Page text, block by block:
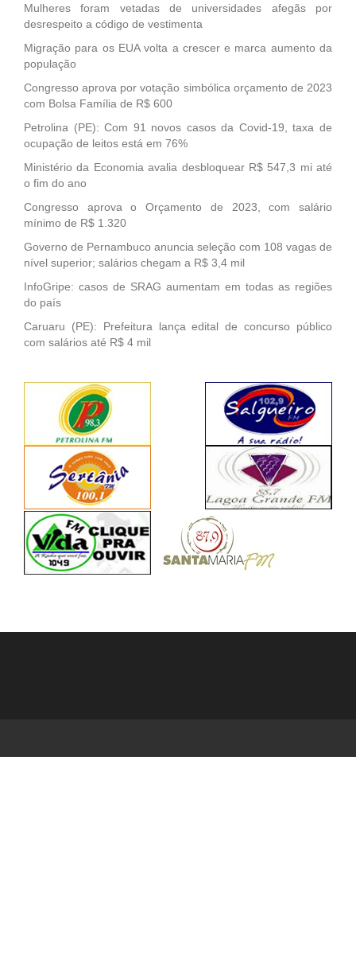
Mulheres foram vetadas de universidades afegãs por
desrespeito a código de vestimenta
Migração para os EUA volta a crescer e marca aumento da
população
Congresso aprova por votação simbólica orçamento de 2023
com Bolsa Família de R$ 600
Petrolina (PE): Com 91 novos casos da Covid-19, taxa de
ocupação de leitos está em 76%
Ministério da Economia avalia desbloquear R$ 547,3 mi até
o fim do ano
Congresso aprova o Orçamento de 2023, com salário
mínimo de R$ 1.320
Governo de Pernambuco anuncia seleção com 108 vagas de
nível superior; salários chegam a R$ 3,4 mil
InfoGripe: casos de SRAG aumentam em todas as regiões
do país
Caruaru (PE): Prefeitura lança edital de concurso público
com salários até R$ 4 mil